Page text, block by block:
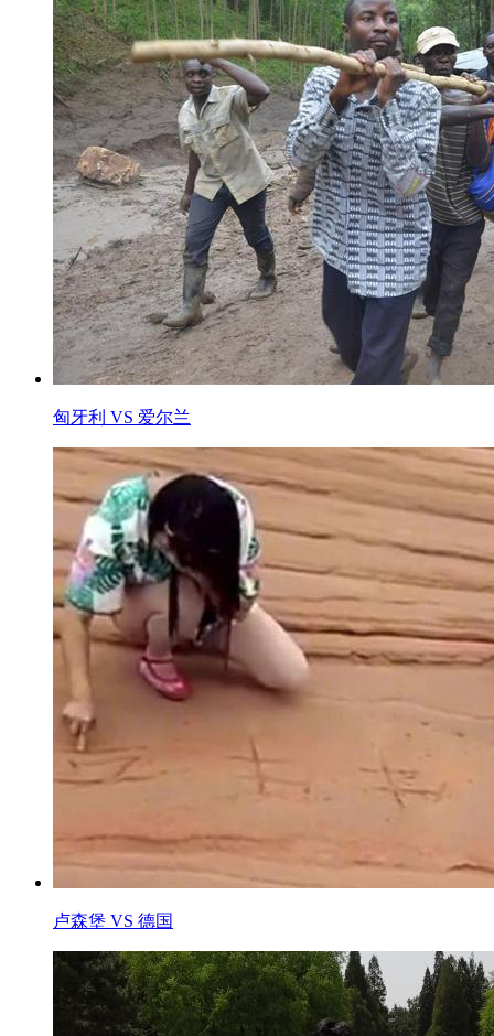
匈牙利 VS 爱尔兰
卢森堡 VS 德国